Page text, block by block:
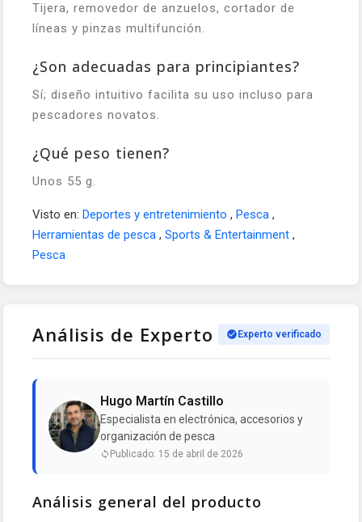
Tijera, removedor de anzuelos, cortador de
líneas y pinzas multifunción.
¿Son adecuadas para principiantes?
Sí; diseño intuitivo facilita su uso incluso para
pescadores novatos.
¿Qué peso tienen?
Unos 55 g.
Visto en: Deportes y entretenimiento , Pesca ,
Herramientas de pesca , Sports & Entertainment ,
Pesca
Análisis de Experto Experto verificado
Hugo Martín Castillo
Especialista en electrónica, accesorios y
organización de pesca
Publicado: 15 de abril de 2026
Análisis general del producto